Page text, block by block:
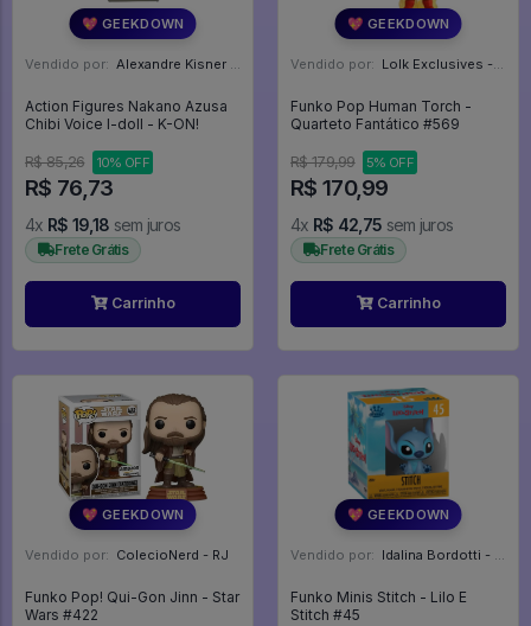
💖 GEEKDOWN
Vendido por: Alexandre Kisner - PR
Action Figures Nakano Azusa
Chibi Voice I-doll - K-ON!
R$ 85,26 10% OFF
R$ 76,73
4x R$ 19,18 sem juros
Frete Grátis
Carrinho
💖 GEEKDOWN
Vendido por: Lolk Exclusives - SP
Funko Pop Human Torch -
Quarteto Fantático #569
R$ 179,99 5% OFF
R$ 170,99
4x R$ 42,75 sem juros
Frete Grátis
Carrinho
💖 GEEKDOWN
Vendido por: ColecioNerd - RJ
Funko Pop! Qui-Gon Jinn - Star
Wars #422
💖 GEEKDOWN
Vendido por: Idalina Bordotti - SP
Funko Minis Stitch - Lilo E
Stitch #45